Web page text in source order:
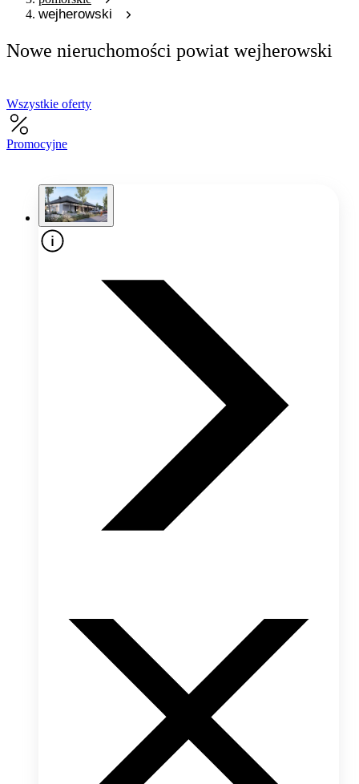
wejherowski
Nowe nieruchomości powiat wejherowski
Wszystkie oferty
Promocyjne